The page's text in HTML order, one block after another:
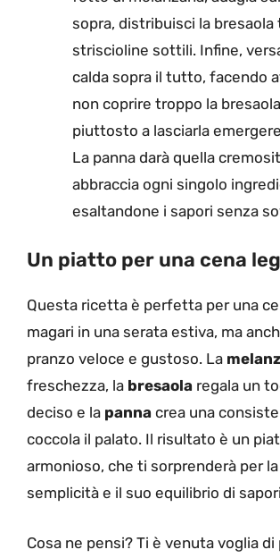
sopra, distribuisci la bresaola
striscioline sottili. Infine,
calda sopra il tutto, facendo
non coprire troppo la
piuttosto a lasciarla
La panna darà quella
abbraccia ogni singolo
esaltandone i sapori senza
Un piatto per una cena
Questa ricetta è perfetta per una
magari in una serata estiva, ma
pranzo veloce e gustoso. La
freschezza, la bresaola regala un
deciso e la panna crea una
coccola il palato. Il risultato è un
armonioso, che ti sorprenderà per
semplicità e il suo equilibrio di
Cosa ne pensi? Ti è venuta voglia di